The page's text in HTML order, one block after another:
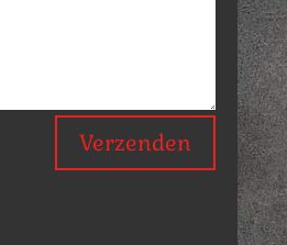
Verzenden